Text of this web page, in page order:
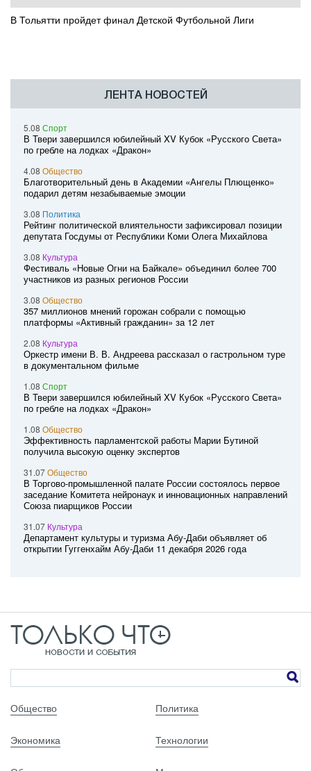
В Тольятти пройдет финал Детской Футбольной Лиги
ЛЕНТА НОВОСТЕЙ
5.08 Спорт
В Твери завершился юбилейный XV Кубок «Русского Света»
по гребле на лодках «Дракон»
4.08 Общество
Благотворительный день в Академии «Ангелы Плющенко»
подарил детям незабываемые эмоции
3.08 Политика
Рейтинг политической влиятельности зафиксировал позиции
депутата Госдумы от Республики Коми Олега Михайлова
3.08 Культура
Фестиваль «Новые Огни на Байкале» объединил более 700
участников из разных регионов России
3.08 Общество
357 миллионов мнений горожан собрали с помощью
платформы «Активный гражданин» за 12 лет
2.08 Культура
Оркестр имени В. В. Андреева рассказал о гастрольном туре
в документальном фильме
1.08 Спорт
В Твери завершился юбилейный XV Кубок «Русского Света»
по гребле на лодках «Дракон»
1.08 Общество
Эффективность парламентской работы Марии Бутиной
получила высокую оценку экспертов
31.07Общество
В Торгово-промышленной палате России состоялось первое
заседание Комитета нейронаук и инновационных направлений
Союза пиарщиков России
31.07 Культура
Департамент культуры и туризма Абу-Даби объявляет об
открытии Гуггенхайм Абу-Даби 11 декабря 2026 года
Общество Политика
Экономика Технологии